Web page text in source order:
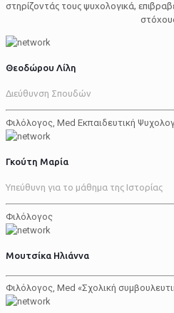
στηρίζοντάς τους ψυχολογικά,
Θεοδώρου Λίλη
Διεύθυνση Σπουδών
Φιλόλογος, Med Εκπαιδευτική
Γκούτη Μαρία
Υπεύθυνη για το μάθημα της Ιστορίας
Φιλόλογος
Μουτσίκα Ηλιάννα
Φιλόλογος, Med «Σχολική